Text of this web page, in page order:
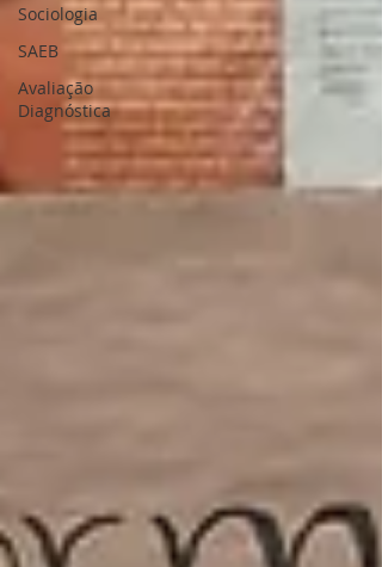
Sociologia
SAEB
Avaliação
Diagnóstica